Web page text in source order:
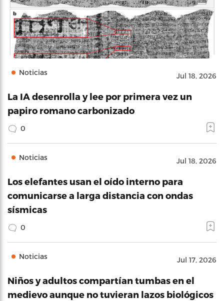
Noticias Jul 18, 2026
La IA desenrolla y lee por primera vez un
papiro romano carbonizado
0
Noticias Jul 18, 2026
Los elefantes usan el oído interno para
comunicarse a larga distancia con ondas
sísmicas
0
Noticias Jul 17, 2026
Niños y adultos compartían tumbas en el
medievo aunque no tuvieran lazos biológicos